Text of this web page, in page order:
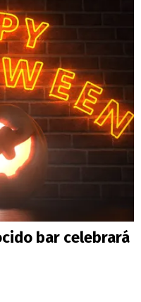
bar celebrará